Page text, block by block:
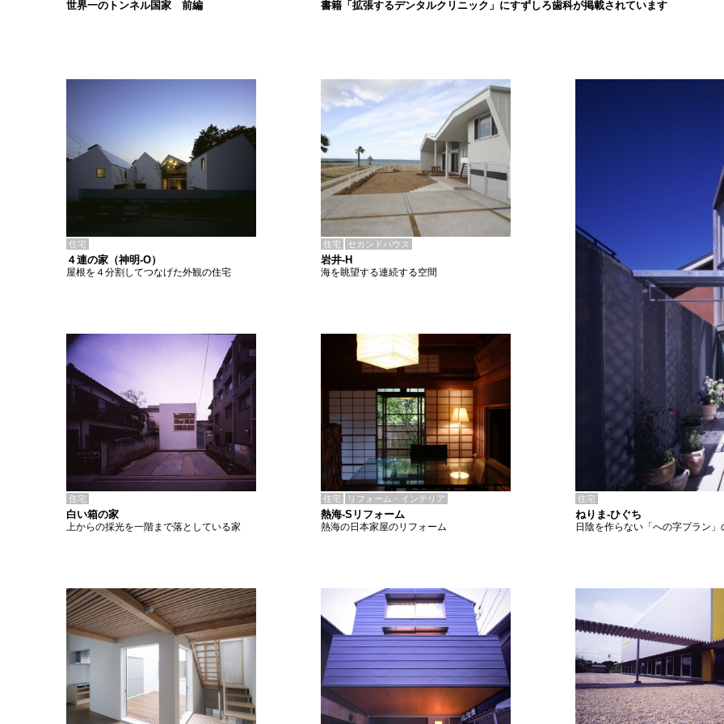
書籍「拡張するデンタルクリニック」にすずしろ歯科が掲載されています
世界一のトンネル国家 前編
住宅
４連の家（神明-O）
屋根を４分割してつなげた外観の住宅
住宅 セカンドハウス
岩井-H
海を眺望する連続する空間
住宅
白い箱の家
上からの採光を一階まで落としている家
住宅 リフォーム・インテリア
熱海-Sリフォーム
熱海の日本家屋のリフォーム
住宅
ねりま-ひぐち
日陰を作らない「への字プラン」